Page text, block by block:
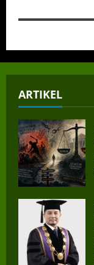
ARTIKEL